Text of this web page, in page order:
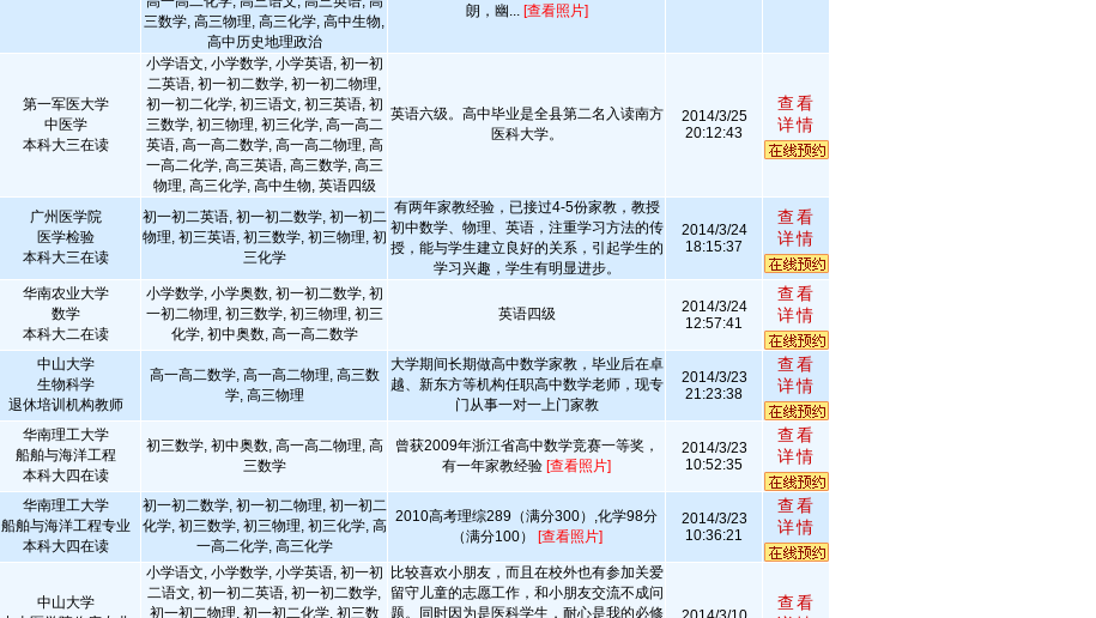
三数学, 高三物理, 高三化学, 高中生物,
高中历史地理政治
朗，幽... [查看照片]
第一军医大学
中医学
本科大三在读
小学语文, 小学数学, 小学英语, 初一初
二英语, 初一初二数学, 初一初二物理,
初一初二化学, 初三语文, 初三英语, 初
三数学, 初三物理, 初三化学, 高一高二
英语, 高一高二数学, 高一高二物理, 高
一高二化学, 高三英语, 高三数学, 高三
物理, 高三化学, 高中生物, 英语四级
英语六级。高中毕业是全县第二名入读南方
医科大学。
2014/3/25
20:12:43
查看
详情
广州医学院
医学检验
本科大三在读
初一初二英语, 初一初二数学, 初一初二
物理, 初三英语, 初三数学, 初三物理, 初
三化学
有两年家教经验，已接过4-5份家教，教授
初中数学、物理、英语，注重学习方法的传
授，能与学生建立良好的关系，引起学生的
学习兴趣，学生有明显进步。
2014/3/24
18:15:37
查看
详情
华南农业大学
数学
本科大二在读
小学数学, 小学奥数, 初一初二数学, 初
一初二物理, 初三数学, 初三物理, 初三
化学, 初中奥数, 高一高二数学
英语四级
2014/3/24
12:57:41
查看
详情
中山大学
生物科学
退休培训机构教师
高一高二数学, 高一高二物理, 高三数
学, 高三物理
大学期间长期做高中数学家教，毕业后在卓
越、新东方等机构任职高中数学老师，现专
门从事一对一上门家教
2014/3/23
21:23:38
查看
详情
华南理工大学
船舶与海洋工程
本科大四在读
初三数学, 初中奥数, 高一高二物理, 高
三数学
曾获2009年浙江省高中数学竞赛一等奖，
有一年家教经验 [查看照片]
2014/3/23
10:52:35
查看
详情
华南理工大学
船舶与海洋工程专业
本科大四在读
初一初二数学, 初一初二物理, 初一初二
化学, 初三数学, 初三物理, 初三化学, 高
一高二化学, 高三化学
2010高考理综289（满分300）,化学98分
（满分100）
[查看照片]
2014/3/23
10:36:21
查看
详情
中山大学
小学语文, 小学数学, 小学英语, 初一初
二语文, 初一初二英语, 初一初二数学,
初一初二物理, 初一初二化学, 初三数
比较喜欢小朋友，而且在校外也有参加关爱
留守儿童的志愿工作，和小朋友交流不成问
题。同时因为是医科学生，耐心是我的必修
查看